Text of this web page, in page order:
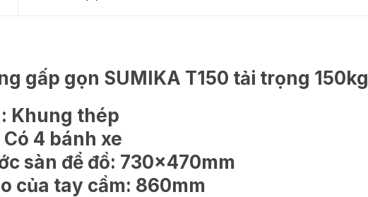
gấp gọn SUMIKA T150 tải trọng 150kg
Khung thép
Có 4 bánh xe
sàn để đồ: 730x470mm
của tay cầm: 860mm